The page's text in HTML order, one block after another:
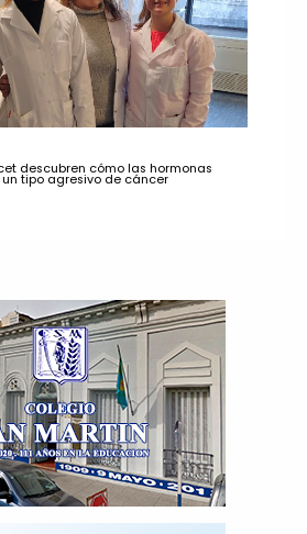
descubren cómo las hormonas
tipo agresivo de cáncer